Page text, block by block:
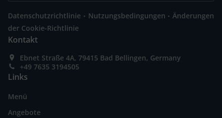
Datenschutzrichtlinie . Nutzungsbedingungen . Änderungen
der Cookie-Richtlinie
Kontakt
Ebnet Straße 4A, 79415 Bad Bellingen, Germany
+49 7635 3194505
Links
Menü
Angebote